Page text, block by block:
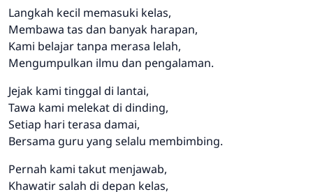
Langkah kecil memasuki kelas,
Membawa tas dan banyak harapan,
Kami belajar tanpa merasa lelah,
Mengumpulkan ilmu dan pengalaman.
Jejak kami tinggal di lantai,
Tawa kami melekat di dinding,
Setiap hari terasa damai,
Bersama guru yang selalu membimbing.
Pernah kami takut menjawab,
Khawatir salah di depan kelas,